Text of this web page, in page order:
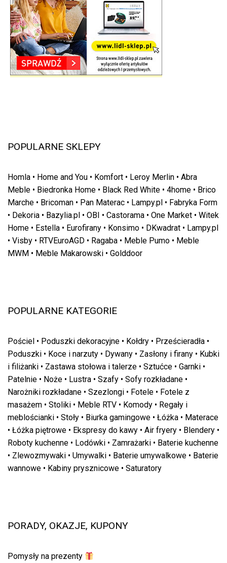
POPULARNE SKLEPY
Homla • Home and You • Komfort • Leroy Merlin • Abra
Meble • Biedronka Home • Black Red White • 4home • Brico
Marche • Bricoman • Pan Materac • Lampy.pl • Fabryka Form
• Dekoria • Bazylia.pl • OBI • Castorama • One Market • Witek
Home • Estella • Eurofirany • Konsimo • DKwadrat • Lampy.pl
• Visby • RTVEuroAGD • Ragaba • Meble Pumo • Meble
MWM • Meble Makarowski • Golddoor
POPULARNE KATEGORIE
Pościel • Poduszki dekoracyjne • Kołdry • Prześcieradła •
Poduszki • Koce i narzuty • Dywany • Zasłony i firany • Kubki
i filiżanki • Zastawa stołowa i talerze • Sztućce • Garnki •
Patelnie • Noże • Lustra • Szafy • Sofy rozkładane •
Narożniki rozkładane • Szezlongi • Fotele • Fotele z
masażem • Stoliki • Meble RTV • Komody • Regały i
meblościanki • Stoły • Biurka gamingowe • Łóżka • Materace
• Łóżka piętrowe • Ekspresy do kawy • Air fryery • Blendery •
Roboty kuchenne • Lodówki • Zamrażarki • Baterie kuchenne
• Zlewozmywaki • Umywalki • Baterie umywalkowe • Baterie
wannowe • Kabiny prysznicowe • Saturatory
PORADY, OKAZJE, KUPONY
Pomysły na prezenty